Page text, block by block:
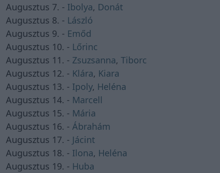
Augusztus 7. - Ibolya, Donát
Augusztus 8. - László
Augusztus 9. - Emőd
Augusztus 10. - Lőrinc
Augusztus 11. - Zsuzsanna, Tiborc
Augusztus 12. - Klára, Kiara
Augusztus 13. - Ipoly, Heléna
Augusztus 14. - Marcell
Augusztus 15. - Mária
Augusztus 16. - Ábrahám
Augusztus 17. - Jácint
Augusztus 18. - Ilona, Heléna
Augusztus 19. - Huba